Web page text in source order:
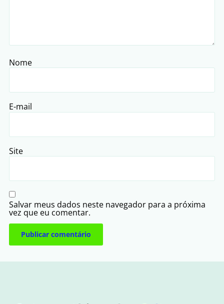
Nome
E-mail
Site
Salvar meus dados neste navegador para a próxima
vez que eu comentar.